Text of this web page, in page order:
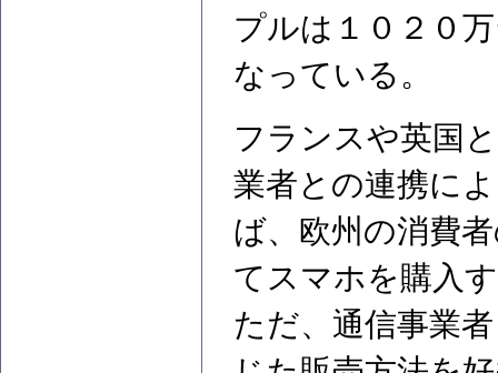
プルは１０２０
なっている。
フランスや英国
業者との連携に
ば、欧州の消費
てスマホを購入
ただ、通信事業